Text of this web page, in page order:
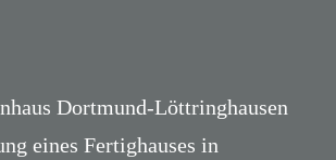
Dortmund-Löttringhausen
eines Fertighauses in